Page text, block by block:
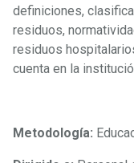
definiciones,
residuos,
residuos
cuenta en la
Metodología: